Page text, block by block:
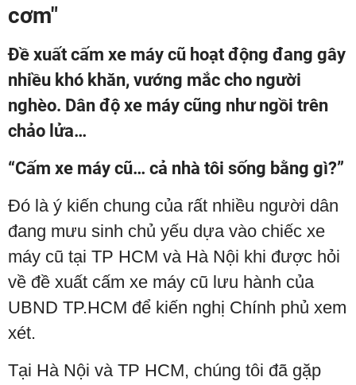
cơm"
Đề xuất cấm xe máy cũ hoạt động đang gây
nhiều khó khăn, vướng mắc cho người
nghèo. Dân độ xe máy cũng như ngồi trên
chảo lửa…
“Cấm xe máy cũ… cả nhà tôi sống bằng gì?”
Đó là ý kiến chung của rất nhiều người dân
đang mưu sinh chủ yếu dựa vào chiếc xe
máy cũ tại TP HCM và Hà Nội khi được hỏi
về đề xuất cấm xe máy cũ lưu hành của
UBND TP.HCM để kiến nghị Chính phủ xem
xét.
Tại Hà Nội và TP HCM, chúng tôi đã gặp